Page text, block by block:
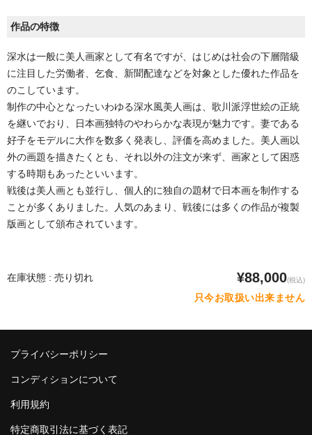
作品の特徴
深水は一般に美人画家として有名ですが、はじめは社会の下層階級
に注目した労働者、乞食、新聞配達などを対象とした優れた作品を
のこしています。
制作の中心となったいわゆる深水風美人画は、歌川派浮世絵の正統
を継いでおり、日本画独特のやわらかな表現が魅力です。妻である
好子をモデルに大作を数多く発表し、評価を高めました。美人画以
外の画題を描きたくとも、それ以外の注文が来ず、画家として困惑
する時期もあったといいます。
戦後は美人画とも並行し、個人的に独自の題材で日本画を制作する
ことが多くありました。人気のあまり、戦後には多くの作品が複製
版画として頒布されています。
在庫状態 : 売り切れ ¥88,000(税込)
只今お取扱い出来ません
プライバシーポリシー
コンディションについて
利用規約
特定商取引法に基づく表記